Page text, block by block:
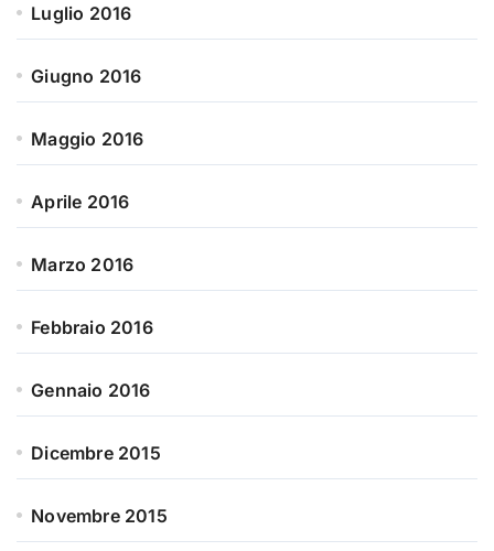
Luglio 2016
Giugno 2016
Maggio 2016
Aprile 2016
Marzo 2016
Febbraio 2016
Gennaio 2016
Dicembre 2015
Novembre 2015